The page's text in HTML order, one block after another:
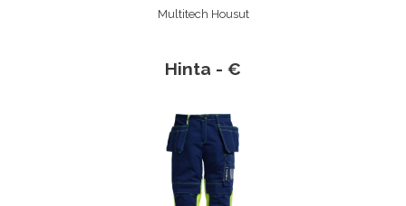
Multitech Housut
Hinta - €